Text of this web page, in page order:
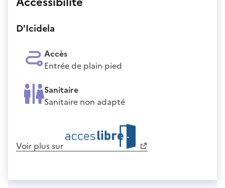
D'Icidela
Accès
Entrée de plain pied
Sanitaire
Sanitaire non adapté
Voir plus sur